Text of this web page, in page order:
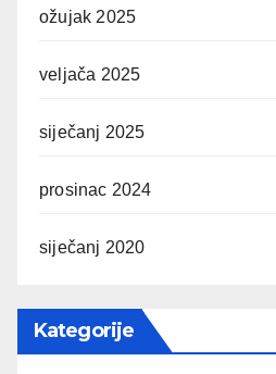
ožujak 2025
veljača 2025
siječanj 2025
prosinac 2024
siječanj 2020
Kategorije